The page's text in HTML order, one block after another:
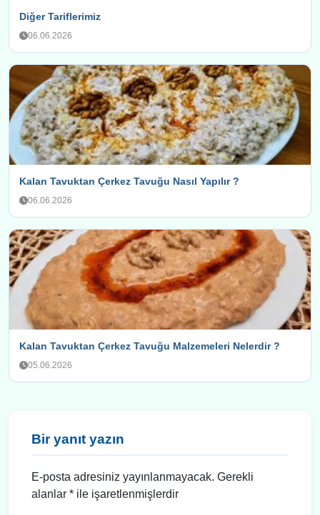
Diğer Tariflerimiz
06.06.2026
Kalan Tavuktan Çerkez Tavuğu Nasıl Yapılır ?
06.06.2026
Kalan Tavuktan Çerkez Tavuğu Malzemeleri Nelerdir ?
05.06.2026
Bir yanıt yazın
E-posta adresiniz yayınlanmayacak. Gerekli
alanlar * ile işaretlenmişlerdir